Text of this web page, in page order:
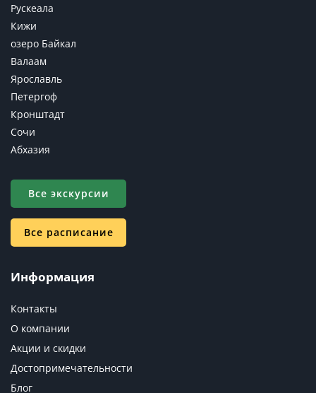
Рускеала
Кижи
озеро Байкал
Валаам
Ярославль
Петергоф
Кронштадт
Сочи
Абхазия
Все экскурсии
Все расписание
Информация
Контакты
О компании
Акции и скидки
Достопримечательности
Блог